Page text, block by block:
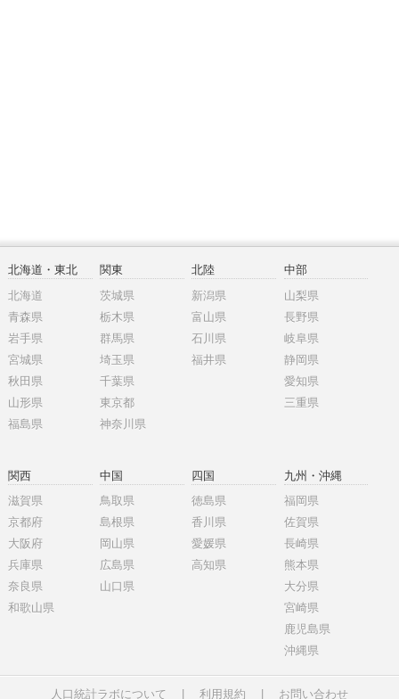
北海道・東北
北海道
青森県
岩手県
宮城県
秋田県
山形県
福島県
関東
茨城県
栃木県
群馬県
埼玉県
千葉県
東京都
神奈川県
北陸
新潟県
富山県
石川県
福井県
中部
山梨県
長野県
岐阜県
静岡県
愛知県
三重県
関西
滋賀県
京都府
大阪府
兵庫県
奈良県
和歌山県
中国
鳥取県
島根県
岡山県
広島県
山口県
四国
徳島県
香川県
愛媛県
高知県
九州・沖縄
福岡県
佐賀県
長崎県
熊本県
大分県
宮崎県
鹿児島県
沖縄県
人口統計ラボについて 利用規約 お問い合わせ